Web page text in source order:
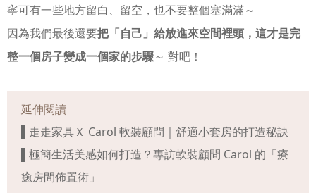
寧可有一些地方留白、留空，也不要整個塞滿滿～
因為我們最後還要把「自己」給放進來空間裡頭，這才是完
整一個房子變成一個家的步驟～ 對吧！
延伸閱讀
▌走走家具Ｘ Carol 軟裝顧問｜舒適小套房的打造秘訣
▌極簡生活美感如何打造？專訪軟裝顧問 Carol 的「療
癒房間佈置術」